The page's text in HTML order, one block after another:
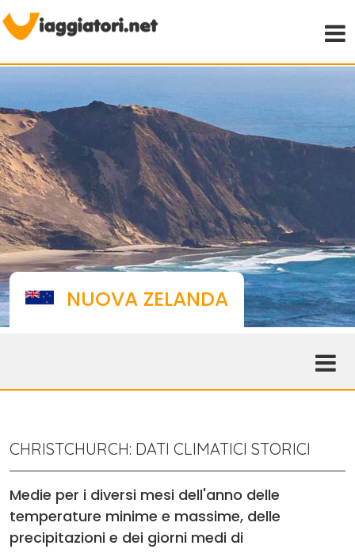
NUOVA ZELANDA
CHRISTCHURCH: DATI CLIMATICI STORICI
Medie per i diversi mesi dell'anno delle
temperature minime e massime, delle
precipitazioni e dei giorni medi di